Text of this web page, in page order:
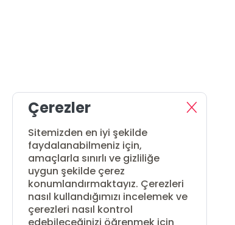
Çerezler
Sitemizden en iyi şekilde
faydalanabilmeniz için,
amaçlarla sınırlı ve gizliliğe
uygun şekilde çerez
konumlandırmaktayız. Çerezleri
nasıl kullandığımızı incelemek ve
çerezleri nasıl kontrol